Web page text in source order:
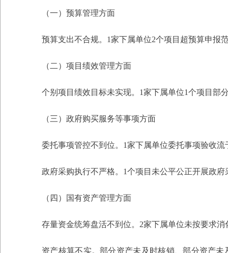
（一）预算管理方面
预算支出不合规。1家下属单位2个项目超预算申报
（二）项目绩效管理方面
个别项目绩效目标未实现。1家下属单位1个项目部
（三）政府购买服务等事项方面
委托事项管控不到位。1家下属单位委托事项验收
政府采购执行不严格。1个项目未公平公正开展政府
（四）国有资产管理方面
存量资金统筹盘活不到位。2家下属单位未按要求消
资产核算不实。部分资产未及时核销、部分资产